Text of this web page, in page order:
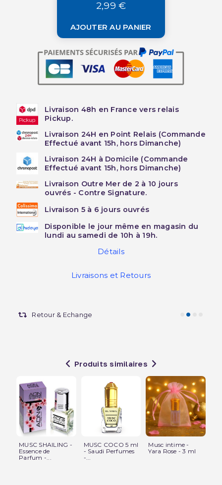
2,99 €
AJOUTER AU PANIER
Livraison 48h en France vers relais
Pickup.
Livraison 24H en Point Relais (Commande
Effectué avant 15h, hors Dimanche)
Livraison 24H à Domicile (Commande
Effectué avant 15h, hors Dimanche)
Livraison Outre Mer de 2 à 10 jours
ouvrés - Contre Signature.
Livraison 5 à 6 jours ouvrés
Disponible le jour même en magasin du
lundi au samedi de 10h à 19h.
Détails
Livraisons et Retours
Retour & Echange
Produits similaires
MUSC SHAILING -
Essence de
Parfum -...
MUSC COCO 5 ml
- Saudi Perfumes
-...
Musc intime -
Yara Rose - 3 ml